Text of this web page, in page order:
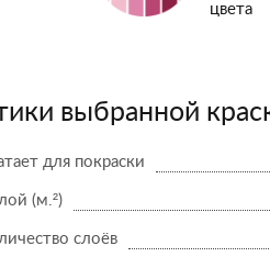
цвета
выбранной
для покраски
(м.²)
слоёв